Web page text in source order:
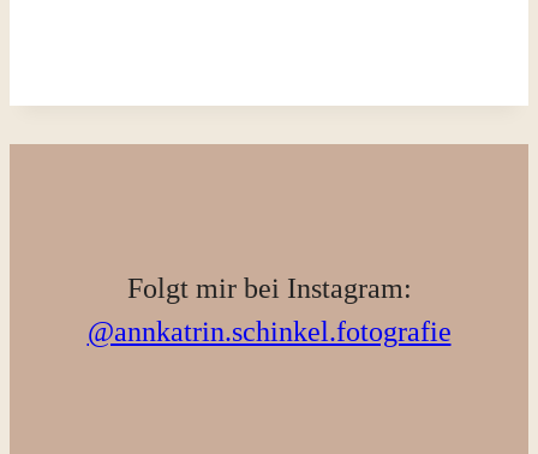
Folgt mir bei Instagram:
@annkatrin.schinkel.fotografie